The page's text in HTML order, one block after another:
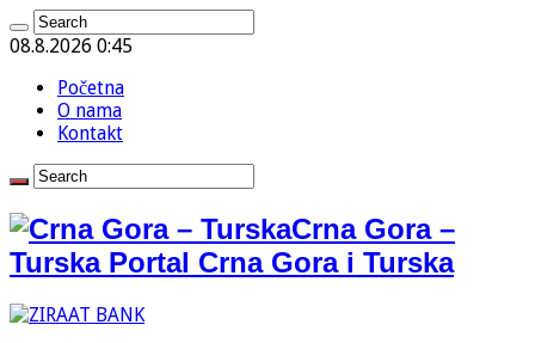
08.8.2026 0:45
Početna
O nama
Kontakt
Crna Gora –
Turska Portal Crna Gora i Turska